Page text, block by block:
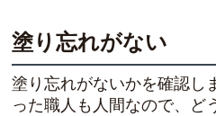
塗り忘れがない
塗り忘れがないかを確認し
った職人も人間なので、ど